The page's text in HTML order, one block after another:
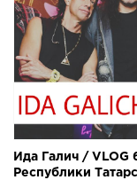
Ида Галич / VLOG
Республики